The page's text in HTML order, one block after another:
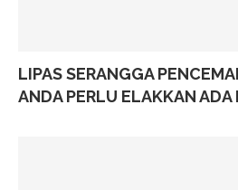
LIPAS SERANGGA
ANDA PERLU ELAKKAN